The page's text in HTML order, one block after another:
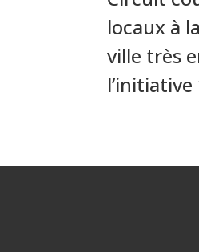
locaux à
ville très